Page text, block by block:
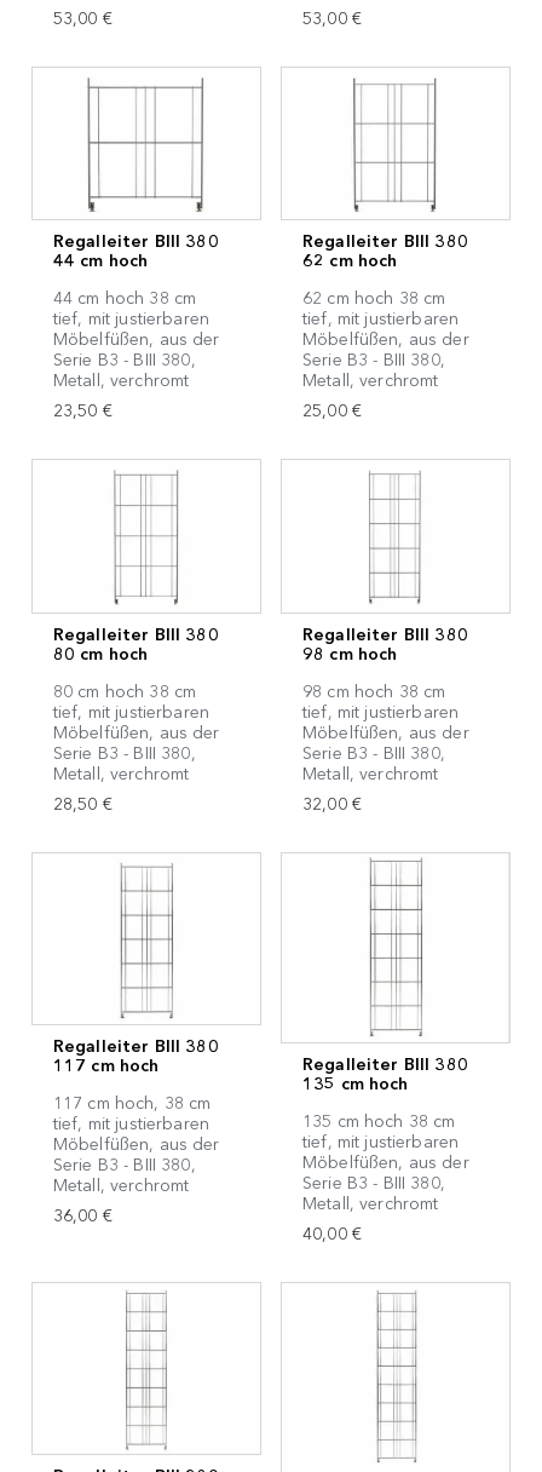
53,00 €
53,00 €
Regalleiter BIII 380
44 cm hoch
44 cm hoch 38 cm
tief, mit justierbaren
Möbelfüßen, aus der
Serie B3 - BIII 380,
Metall, verchromt
23,50 €
Regalleiter BIII 380
62 cm hoch
62 cm hoch 38 cm
tief, mit justierbaren
Möbelfüßen, aus der
Serie B3 - BIII 380,
Metall, verchromt
25,00 €
Regalleiter BIII 380
80 cm hoch
80 cm hoch 38 cm
tief, mit justierbaren
Möbelfüßen, aus der
Serie B3 - BIII 380,
Metall, verchromt
28,50 €
Regalleiter BIII 380
98 cm hoch
98 cm hoch 38 cm
tief, mit justierbaren
Möbelfüßen, aus der
Serie B3 - BIII 380,
Metall, verchromt
32,00 €
Regalleiter BIII 380
117 cm hoch
117 cm hoch, 38 cm
tief, mit justierbaren
Möbelfüßen, aus der
Serie B3 - BIII 380,
Metall, verchromt
36,00 €
Regalleiter BIII 380
135 cm hoch
135 cm hoch 38 cm
tief, mit justierbaren
Möbelfüßen, aus der
Serie B3 - BIII 380,
Metall, verchromt
40,00 €